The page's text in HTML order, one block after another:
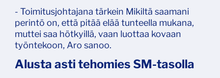
- Toimitusjohtajana tärkein Mikiltä saamani
perintö on, että pitää elää tunteella mukana,
muttei saa hötkyillä, vaan luottaa kovaan
työntekoon, Aro sanoo.
Alusta asti tehomies SM-tasolla